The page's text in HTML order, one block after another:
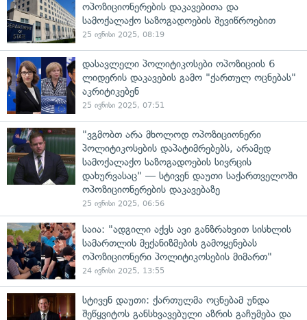
ოპოზიციონერების დაკავებითა და
სამოქალაქო საზოგადოების შევიწროებით
25 ივნისი 2025, 08:19
დასავლელი პოლიტიკოსები ოპოზიციის 6
ლიდერის დაკავების გამო "ქართულ ოცნებას"
აკრიტიკებენ
25 ივნისი 2025, 07:51
"ვგმობთ არა მხოლოდ ოპოზიციონერი
პოლიტიკოსების დაპატიმრებებს, არამედ
სამოქალაქო საზოგადოების სივრცის
დახურვასაც" — სტივენ დაუთი საქართველოში
ოპოზიციონერების დაკავებაზე
25 ივნისი 2025, 06:56
საია: "ადგილი აქვს ავი განზრახვით სისხლის
სამართლის მექანიზმების გამოყენებას
ოპოზიციონერი პოლიტიკოსების მიმართ"
24 ივნისი 2025, 13:55
სტივენ დაუთი: ქართულმა ოცნებამ უნდა
შეწყვიტოს განსხვავებული აზრის გაჩუმება და